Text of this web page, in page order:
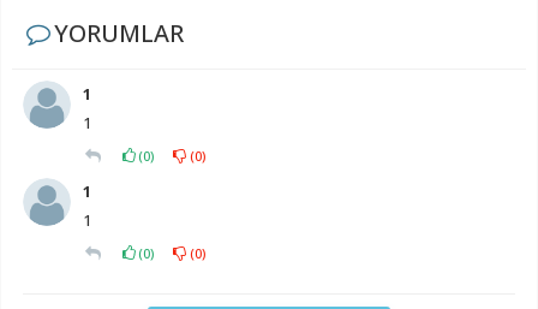
YORUMLAR
1
1
(0) (0)
1
1
(0) (0)